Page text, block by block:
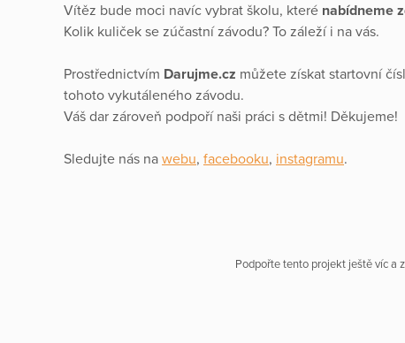
Vítěz bude moci navíc vybrat školu, které nabídneme
Kolik kuliček se zúčastní závodu? To záleží i na vás.
Prostřednictvím Darujme.cz můžete získat startovní
tohoto vykutáleného závodu.
Váš dar zároveň podpoří naši práci s dětmi! Děkujeme!
Sledujte nás na webu, facebooku, instagramu.
Podpořte tento projekt ještě víc a